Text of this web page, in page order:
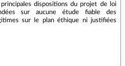
dispositions du projet de loi
sur aucune étude fiable des
sur le plan éthique ni justifiées